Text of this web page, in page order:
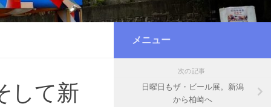
して新
メニュー
次の記事
日曜日もザ・ビール展。新潟
から柏崎へ